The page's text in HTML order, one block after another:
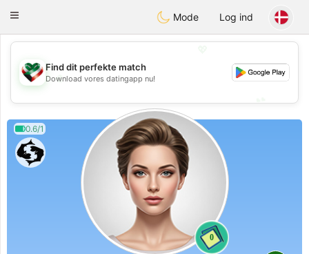
Kuwait Chat
Toggle
Mode Log ind
💖
💕
Find dit perfekte match
Download vores datingapp nu!
0.6/1
0